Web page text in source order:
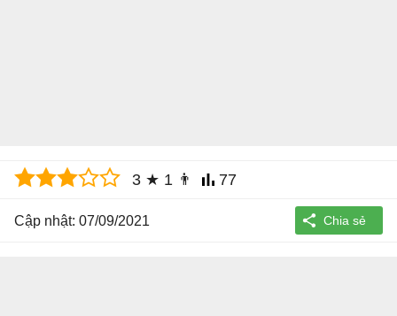
3 ★ 1 👨 77
Cập nhật: 07/09/2021